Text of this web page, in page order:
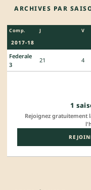
ARCHIVES PAR
Comp. J V
2017-18
Federale
3
21 4
1
Rejoignez gratuitement